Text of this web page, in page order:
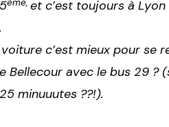
et c’est toujours à
c’est mieux pour se
Bellecour avec le bus 29 ?
minuuutes ??!).